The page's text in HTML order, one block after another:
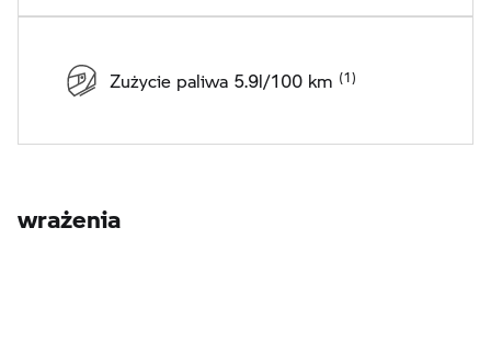
Zużycie paliwa 5.9l/100 km
wrażenia